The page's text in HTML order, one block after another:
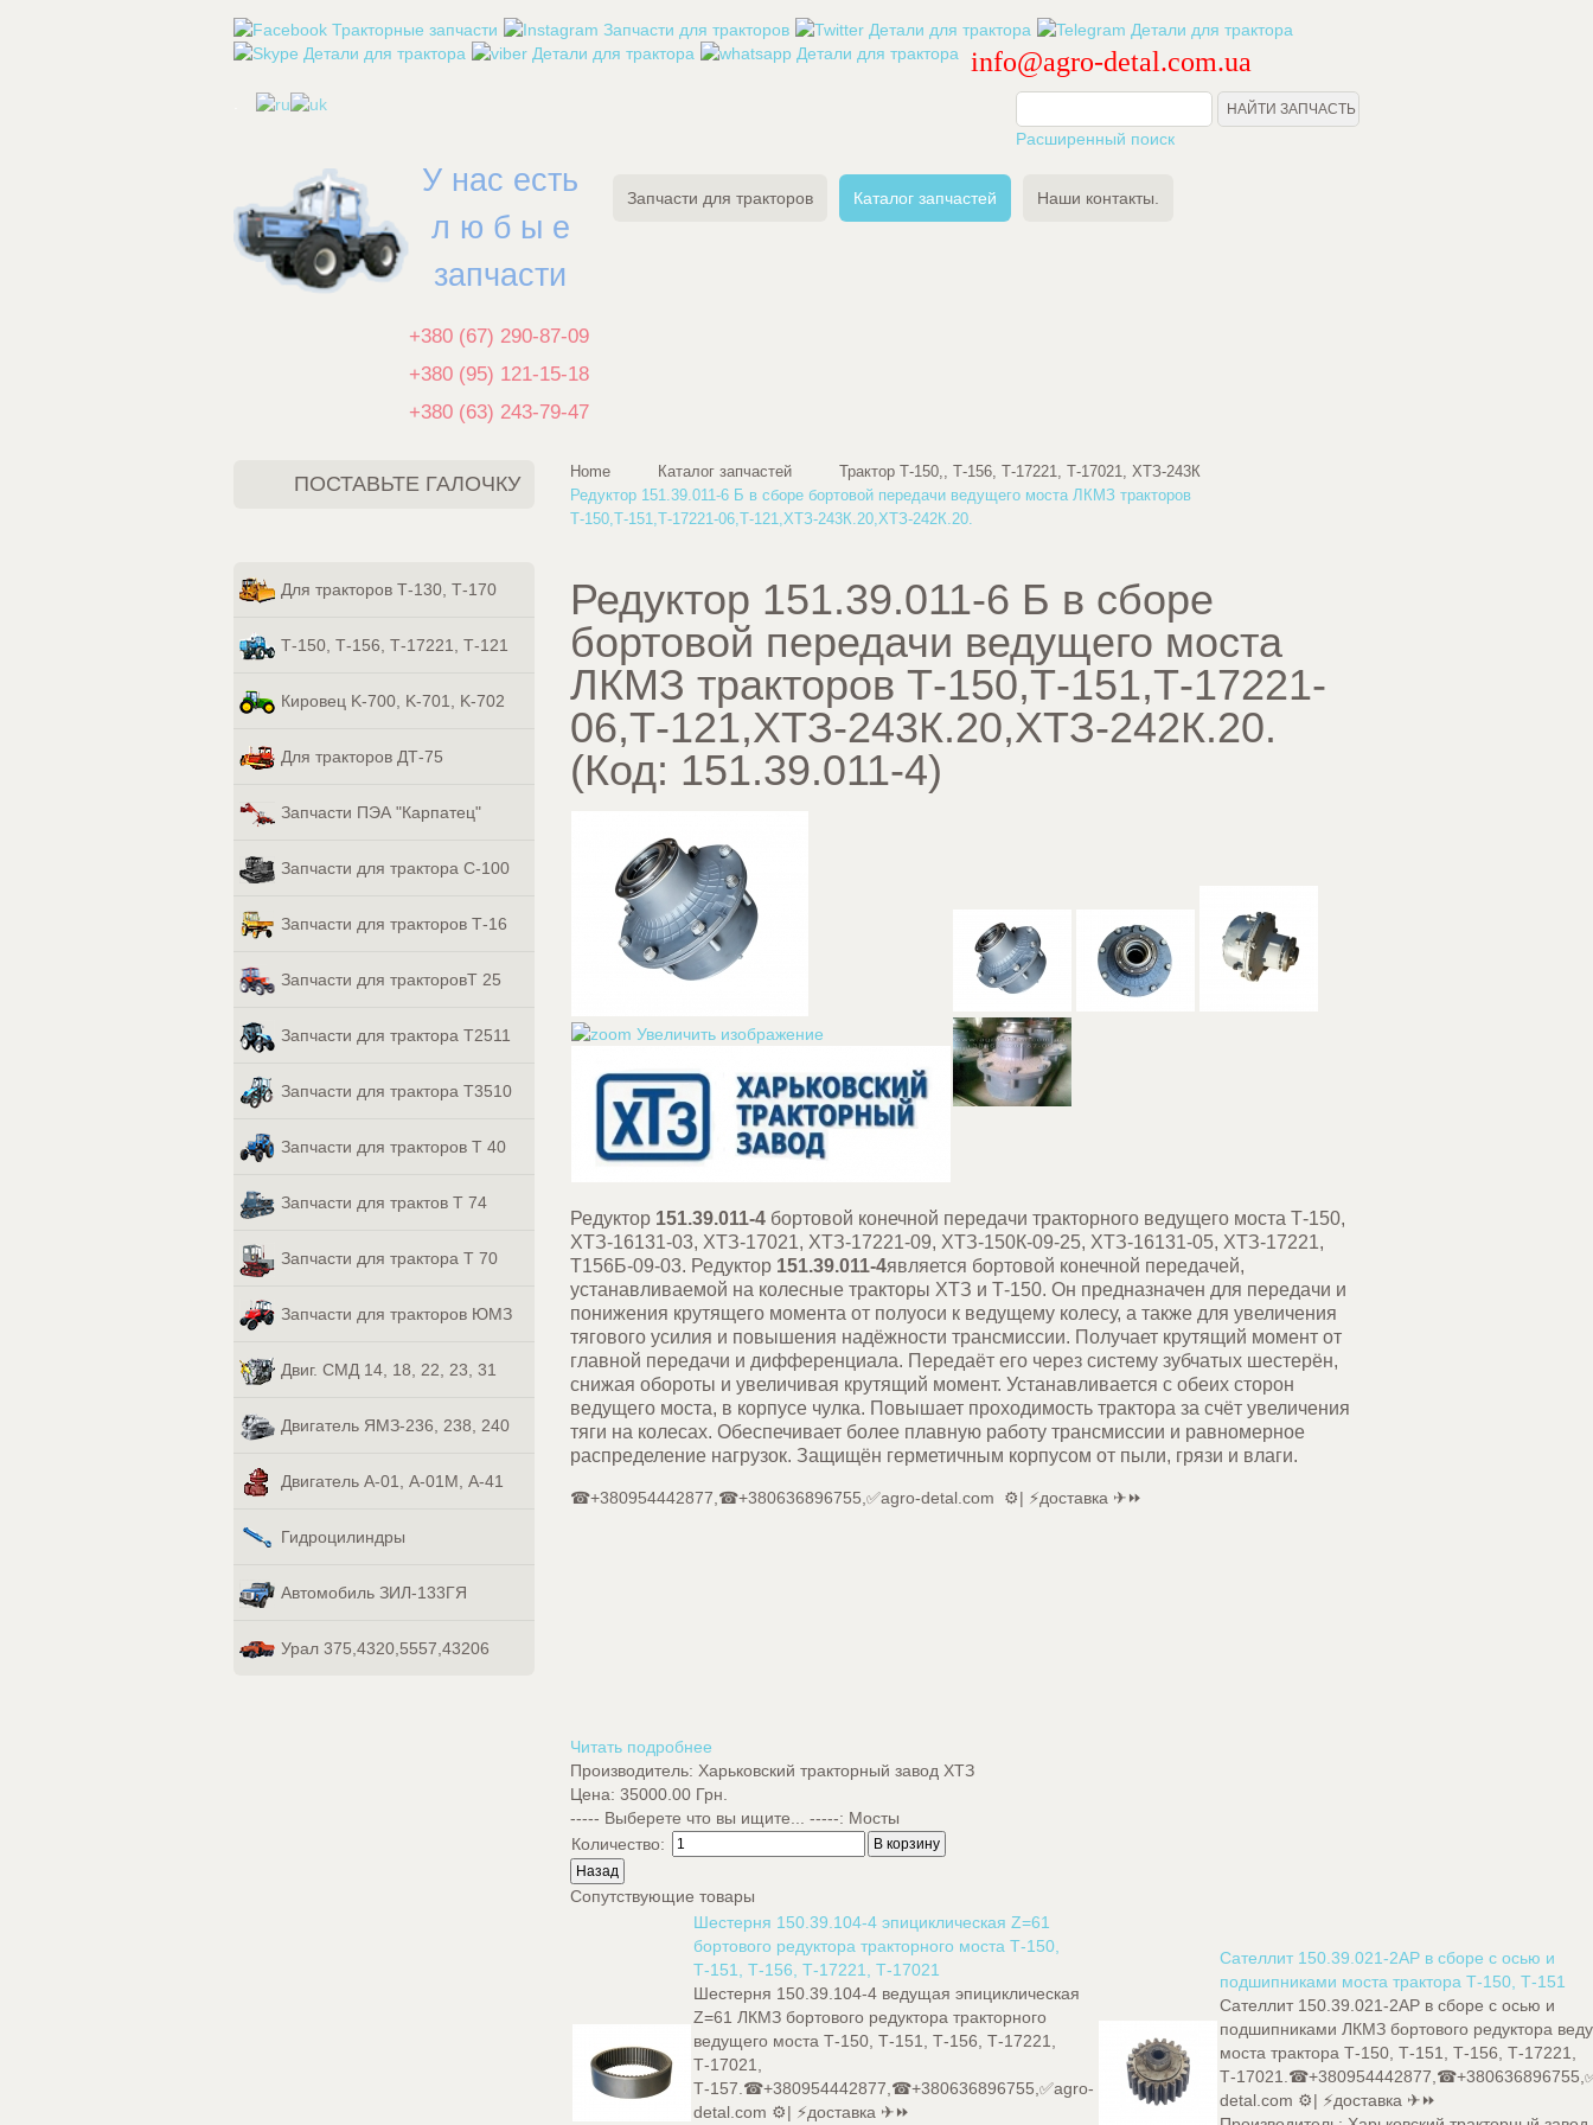
info@agro-detal.com.ua
Расширенный поиск
У нас есть
л ю б ы е
запчасти
+380 (67) 290-87-09
+380 (95) 121-15-18
+380 (63) 243-79-47
Запчасти для тракторов Каталог запчастей Наши контакты.
Home Каталог запчастей
Трактор Т-150,, Т-156, Т-17221, Т-17021, ХТЗ-243К
Редуктор 151.39.011-6 Б в сборе бортовой передачи ведущего моста ЛКМЗ тракторов
Т-150,Т-151,Т-17221-06,Т-121,ХТЗ-243К.20,ХТЗ-242К.20.
Редуктор 151.39.011-6 Б в сборе
бортовой передачи ведущего моста
ЛКМЗ тракторов Т-150,Т-151,Т-17221-
06,Т-121,ХТЗ-243К.20,ХТЗ-242К.20.
(Код: 151.39.011-4)
Увеличить изображение
Редуктор 151.39.011-4 бортовой конечной передачи тракторного ведущего моста Т-150,
ХТЗ-16131-03, ХТЗ-17021, ХТЗ-17221-09, ХТЗ-150К-09-25, ХТЗ-16131-05, ХТЗ-17221,
Т156Б-09-03. Редуктор 151.39.011-4является бортовой конечной передачей,
устанавливаемой на колесные тракторы ХТЗ и Т-150. Он предназначен для передачи и
понижения крутящего момента от полуоси к ведущему колесу, а также для увеличения
тягового усилия и повышения надёжности трансмиссии. Получает крутящий момент от
главной передачи и дифференциала. Передаёт его через систему зубчатых шестерён,
снижая обороты и увеличивая крутящий момент. Устанавливается с обеих сторон
ведущего моста, в корпусе чулка. Повышает проходимость трактора за счёт увеличения
тяги на колесах. Обеспечивает более плавную работу трансмиссии и равномерное
распределение нагрузок. Защищён герметичным корпусом от пыли, грязи и влаги.
☎+380954442877,☎+380636896755,✅agro-detal.com ⚙️| ⚡доставка ✈⏩
Читать подробнее
Производитель: Харьковский тракторный завод ХТЗ
Цена:35000.00 Грн.
----- Выберете что вы ищите... -----: Мосты
Количество:
Сопутствующие товары
Шестерня 150.39.104-4 эпициклическая Z=61
бортового редуктора тракторного моста Т-150,
Т-151, Т-156, Т-17221, Т-17021
Шестерня 150.39.104-4 ведущая эпициклическая
Z=61 ЛКМЗ бортового редуктора тракторного
ведущего моста Т-150, Т-151, Т-156, Т-17221,
Т-17021,
Т-157.☎+380954442877,☎+380636896755,✅agro-
detal.com ⚙️| ⚡доставка ✈⏩
Сателлит 150.39.021-2АР в сборе с осью и
подшипниками моста трактора Т-150, Т-151
Сателлит 150.39.021-2АР в сборе с осью и
подшипниками ЛКМЗ бортового редуктора
моста трактора Т-150, Т-151, Т-156, Т-17221,
Т-
detal.com ⚙️| ⚡доставка ✈⏩
ПОСТАВЬТЕ ГАЛОЧКУ
Для тракторов Т-130, Т-170
Т-150, Т-156, Т-17221, Т-121
Кировец K-700, K-701, K-702
Для тракторов ДТ-75
Запчасти ПЭА "Карпатец"
Запчасти для трактора С-100
Запчасти для тракторов Т-16
Запчасти для тракторовТ 25
Запчасти для трактора Т2511
Запчасти для трактора Т3510
Запчасти для тракторов Т 40
Запчасти для трактов Т 74
Запчасти для трактора Т 70
Запчасти для тракторов ЮМЗ
Двиг. СМД 14, 18, 22, 23, 31
Двигатель ЯМЗ-236, 238, 240
Двигатель А-01, А-01М, А-41
Гидроцилиндры
Автомобиль ЗИЛ-133ГЯ
Урал 375,4320,5557,43206